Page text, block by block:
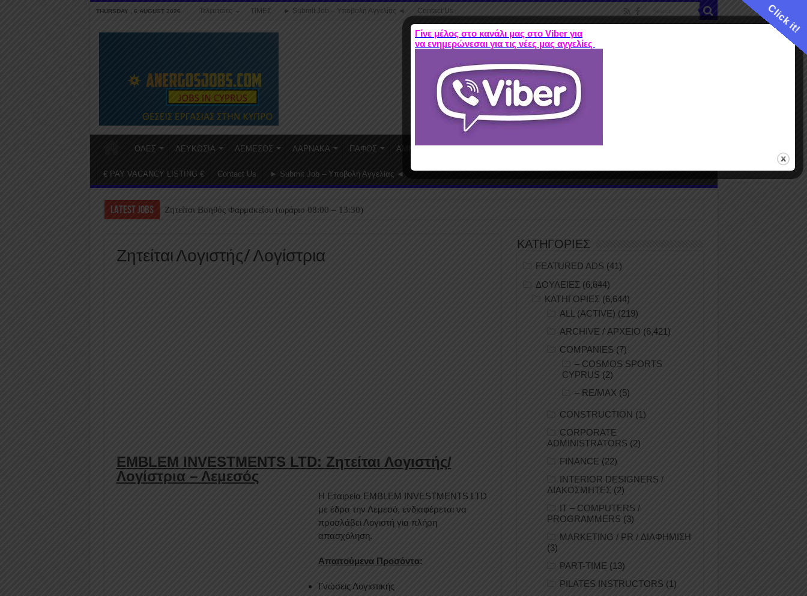
THURSDAY , 6 AUGUST 2026 Τελευταίες ΤΙΜΕΣ ► Submit Job – Υποβολή Αγγελίας ◄ Contact Us
ΟΛΕΣ ΛΕΥΚΩΣΙΑ ΛΕΜΕΣΟΣ ΛΑΡΝΑΚΑ ΠΑΦΟΣ ΑΜΜΟΧΩΣΤΟΣ
€ PAY VACANCY LISTING € Contact Us ► Submit Job – Υποβολή Αγγελίας ◄
LATEST JOBS Ζητείται Βοηθός Φαρμακείου (ωράριο 08:00 – 13:30)
Ζητείται Λογιστής/ Λογίστρια
ΕMBLEM INVESTMENTS LTD: Ζητείται Λογιστής/
Λογίστρια – Λεμεσός
Η Εταιρεία ΕMBLEM INVESTMENTS LTD
με έδρα την Λεμεσό, ενδιαφέρεται να
προσλάβει Λογιστή για πλήρη
απασχόληση.
Απαιτούμενα Προσόντα:
Γνώσεις Λογιστικής
ΚΑΤΗΓΟΡΙΕΣ
FEATURED ADS (41)
ΔΟΥΛΕΙΕΣ (6,644)
ΚΑΤΗΓΟΡΙΕΣ (6,644)
ALL (ACTIVE) (219)
ARCHIVE / ΑΡΧΕΙΟ (6,421)
COMPANIES (7)
– COSMOS SPORTS
CYPRUS (2)
– RE/MAX (5)
CONSTRUCTION (1)
CORPORATE
ADMINISTRATORS (2)
FINANCE (22)
INTERIOR DESIGNERS /
ΔΙΑΚΟΣΜΗΤΕΣ (2)
IT – COMPUTERS /
PROGRAMMERS (3)
MARKETING / PR / ΔΙΑΦΗΜΙΣΗ
(3)
PART-TIME (13)
PILATES INSTRUCTORS (1)
Click it!
Γίνε μέλος στο κανάλι μας στο Viber για
να ενημερώνεσαι για τις νέες μας αγγελίες